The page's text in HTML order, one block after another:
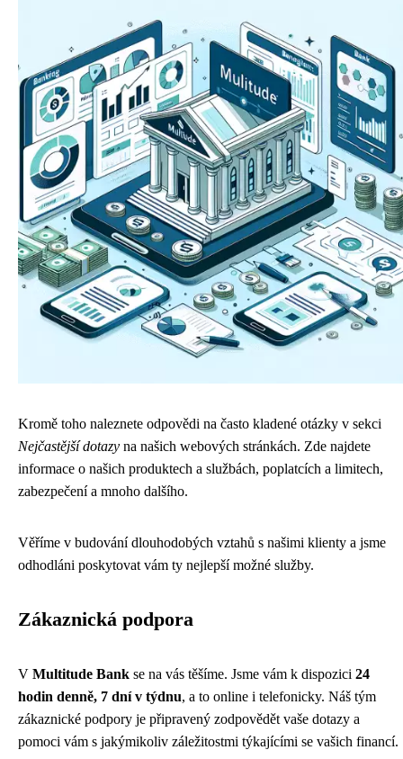
Kromě toho naleznete odpovědi na často kladené otázky v sekci
Nejčastější dotazy na našich webových stránkách. Zde najdete
informace o našich produktech a službách, poplatcích a limitech,
zabezpečení a mnoho dalšího.
Věříme v budování dlouhodobých vztahů s našimi klienty a jsme
odhodláni poskytovat vám ty nejlepší možné služby.
Zákaznická podpora
V Multitude Bank se na vás těšíme. Jsme vám k dispozici 24
hodin denně, 7 dní v týdnu, a to online i telefonicky. Náš tým
zákaznické podpory je připravený zodpovědět vaše dotazy a
pomoci vám s jakýmikoliv záležitostmi týkajícími se vašich financí.